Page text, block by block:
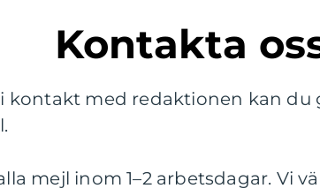
Kontakta
kontakt med redaktionen kan du
mejl inom 1–2 arbetsdagar. Vi